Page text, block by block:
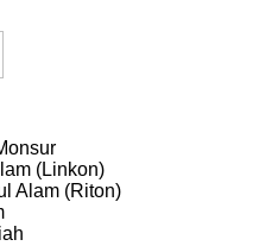
(Linkon)
Alam (Riton)